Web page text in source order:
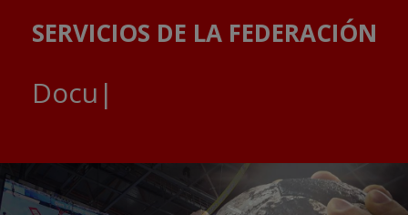
SERVICIOS DE LA FEDERACIÓN
Documentos Of